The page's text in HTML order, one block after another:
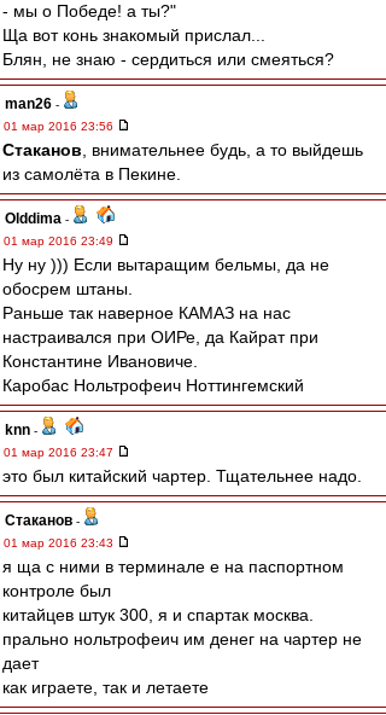
- мы о Победе! а ты?"
Ща вот конь знакомый прислал...
Блян, не знаю - сердиться или смеяться?
man26 -
01 мар 2016 23:56
Cтаканов , внимательнее будь, а то выйдешь
из самолёта в Пекине.
Olddima -
01 мар 2016 23:49
Ну ну ))) Если вытаращим бельмы, да не
обосрем штаны.
Раньше так наверное КАМАЗ на нас
настраивался при ОИРе, да Кайрат при
Константине Ивановиче.
Каробас Нольтрофеич Ноттингемский
knn -
01 мар 2016 23:47
это был китайский чартер. Тщательнее надо.
Cтаканов -
01 мар 2016 23:43
я ща с ними в терминале е на паспортном
контроле был
китайцев штук 300, я и спартак москва.
прально нольтрофеич им денег на чартер не
дает
как играете, так и летаете